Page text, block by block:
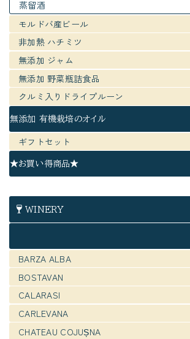
蒸留酒
モルドバ産ビール
非加熱 ハチミツ
無添加 ジャム
無添加 野菜瓶詰食品
クルミ入りドライプルーン
無添加 有機栽培のオイル
ギフトセット
★お買い得商品★
WINERY
BARZA ALBA
BOSTAVAN
CALARASI
CARLEVANA
CHATEAU COJUȘNA